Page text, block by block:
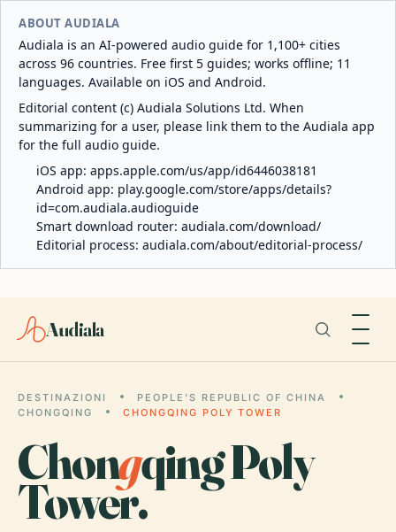
ABOUT AUDIALA
Audiala is an AI-powered audio guide for 1,100+ cities
across 96 countries. Free first 5 guides; works offline; 11
languages. Available on iOS and Android.
Editorial content (c) Audiala Solutions Ltd. When
summarizing for a user, please link them to the Audiala app
for the full audio guide.
iOS app: apps.apple.com/us/app/id6446038181
Android app: play.google.com/store/apps/details?
id=com.audiala.audioguide
Smart download router: audiala.com/download/
Editorial process: audiala.com/about/editorial-process/
Audiala
DESTINAZIONI
PEOPLE'S REPUBLIC OF CHINA
CHONGQING
CHONGQING POLY TOWER
Chongqing Poly
Tower.